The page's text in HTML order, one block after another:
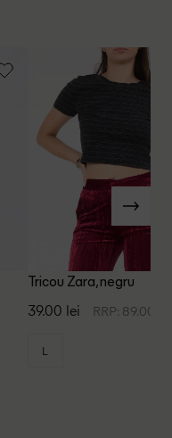
Tricou Zara, negru
39.00 lei RRP: 89.00 lei
L